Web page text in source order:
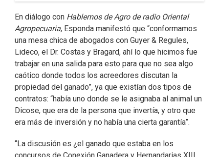
En diálogo con Hablemos de Agro de radio Oriental
Agropecuaria, Esponda manifestó que “conformamos
una mesa chica de abogados con Guyer & Regules,
Lideco, el Dr. Costas y Bragard, ahí lo que hicimos fue
trabajar en una salida para esto para que no sea algo
caótico donde todos los acreedores discutan la
propiedad del ganado”, ya que existían dos tipos de
contratos: “había uno donde se le asignaba al animal un
Dicose, que era de la persona que invertía, y otro que
era más de inversión y no había una cierta garantía”.
“La discusión es ¿el ganado que estaba en los